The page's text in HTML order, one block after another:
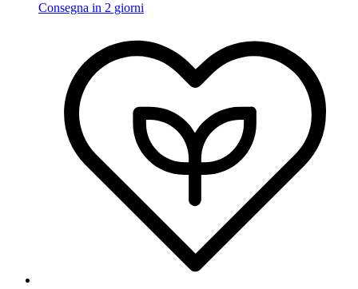
Consegna in 2 giorni